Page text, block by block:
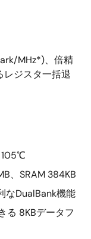
MHz*)、倍精
レジスタ一括退
、SRAM 384KB
なDualBank機能
る 8KBデータフ